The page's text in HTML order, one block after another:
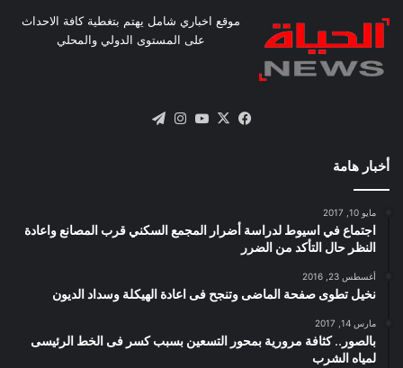
موقع اخباري شامل يهتم بتغطية كافة الاحداث
على المستوى الدولي والمحلي
فيسبوك
X يوتيوبانستقرام
أخبار هامة
مايو 10, 2017
اجتماع في اسيوط لدراسة أضرار المجمع السكني قرب المصانع واعادة
النظر حال التأكد من الضرر
أغسطس 23, 2016
نخيل تطوى صفحة الماضى وتنجح فى اعادة الهيكلة وسداد الديون
مارس 14, 2017
بالصور.. كثافة مرورية بمحور التسعين بسبب كسر فى الخط الرئيسى
لمياه الشرب